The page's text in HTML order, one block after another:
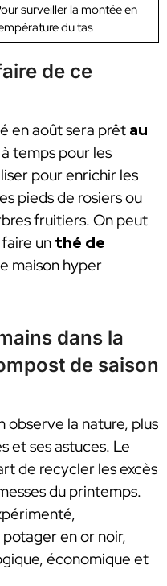
surveiller la montée en
du tas
de ce
en août sera prêt au
temps pour les
pour enrichir les
pieds de rosiers ou
fruitiers. On peut
un thé de
maison hyper
dans la
de saison
observe la nature, plus
et ses astuces. Le
de recycler les excès
du printemps.
en or noir,
économique et